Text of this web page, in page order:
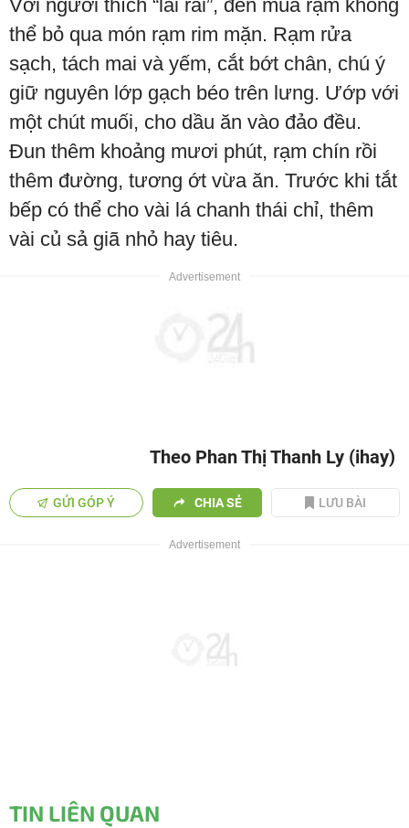
Với người thích “lai rai”, đến mùa rạm không
thể bỏ qua món rạm rim mặn. Rạm rửa
sạch, tách mai và yếm, cắt bớt chân, chú ý
giữ nguyên lớp gạch béo trên lưng. Ướp với
một chút muối, cho dầu ăn vào đảo đều.
Đun thêm khoảng mươi phút, rạm chín rồi
thêm đường, tương ớt vừa ăn. Trước khi tắt
bếp có thể cho vài lá chanh thái chỉ, thêm
vài củ sả giã nhỏ hay tiêu.
Theo Phan Thị Thanh Ly (ihay)
GỬI GÓP Ý CHIA SẺ LƯU BÀI
TIN LIÊN QUAN